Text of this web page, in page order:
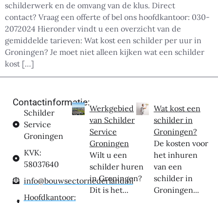
schilderwerk en de omvang van de klus. Direct
contact? Vraag een offerte of bel ons hoofdkantoor: 030-
2072024 Hieronder vindt u een overzicht van de
gemiddelde tarieven: Wat kost een schilder per uur in
Groningen? Je moet niet alleen kijken wat een schilder
kost […]
Contactinformatie:
Schilder
Service
Groningen
KVK:
58037640
info@bouwsectornederland.nl
Hoofdkantoor:
Werkgebied
van Schilder
Service
Groningen
Wilt u een
schilder huren
in Groningen?
Dit is het...
Wat kost een
schilder in
Groningen?
De kosten voor
het inhuren
van een
schilder in
Groningen...